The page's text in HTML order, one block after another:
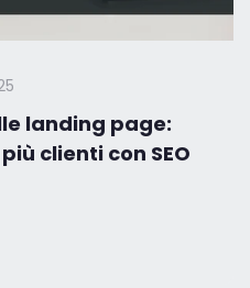
landing page:
clienti con SEO